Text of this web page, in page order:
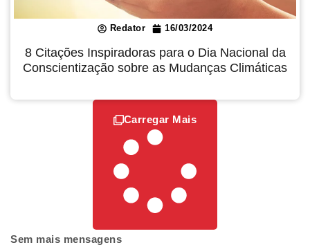
Redator 16/03/2024
8 Citações Inspiradoras para o Dia Nacional da
Conscientização sobre as Mudanças Climáticas
Carregar Mais
Sem mais mensagens